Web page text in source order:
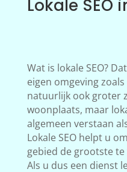
Lokale SEO
Wat is lokale SEO?
eigen omgeving
natuurlijk ook groter
woonplaats, maar
algemeen verstaan
Lokale SEO helpt u
gebied de grootste
Als u dus een dienst